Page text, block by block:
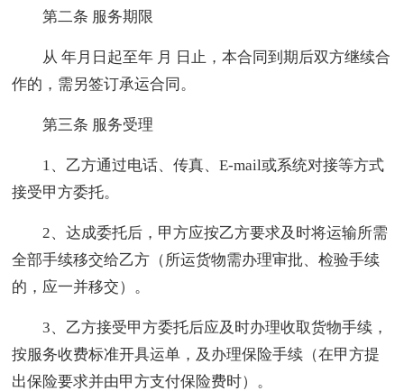
第二条 服务期限
从 年月日起至年 月 日止，本合同到期后双方继续合
作的，需另签订承运合同。
第三条 服务受理
1、乙方通过电话、传真、E-mail或系统对接等方式
接受甲方委托。
2、达成委托后，甲方应按乙方要求及时将运输所需
全部手续移交给乙方（所运货物需办理审批、检验手续
的，应一并移交）。
3、乙方接受甲方委托后应及时办理收取货物手续，
按服务收费标准开具运单，及办理保险手续（在甲方提
出保险要求并由甲方支付保险费时）。